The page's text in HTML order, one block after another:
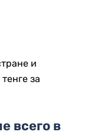
и
за
всего в